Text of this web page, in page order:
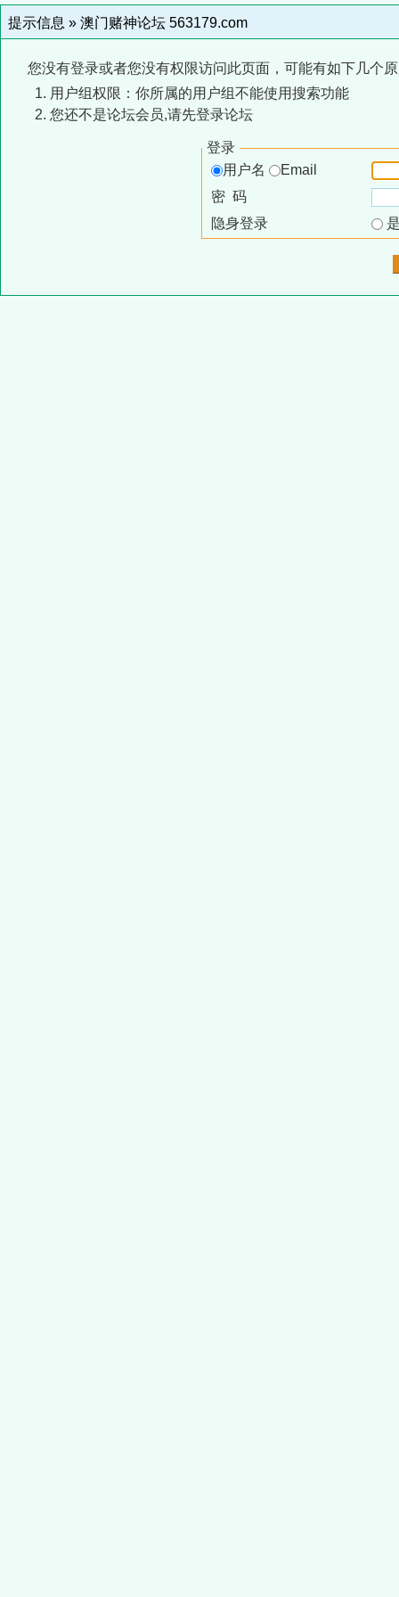
提示信息 » 澳门赌神论坛 563179.com
您没有登录或者您没有权限访问此页面，可能有如下几个
用户组权限：你所属的用户组不能使用搜索功能
您还不是论坛会员,请先登录论坛
登录
用户名
Email
密 码
隐身登录